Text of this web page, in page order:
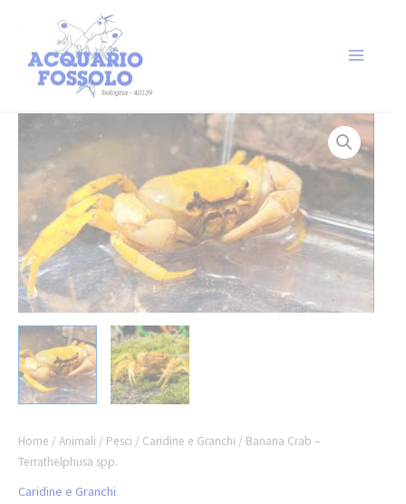
Home /Animali / Pesci / Caridine e Granchi / Banana Crab –
Terrathelphusa spp.
Caridine e Granchi